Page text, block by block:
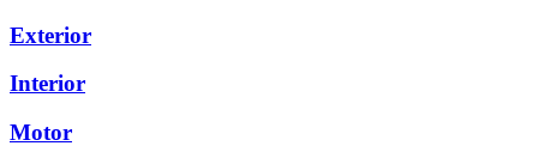
Exterior
Interior
Motor